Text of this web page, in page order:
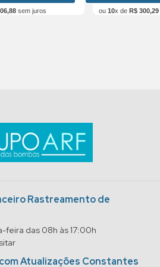
,88 sem juros ou 10x de R$ 300,29
Rastreamento de
feira das 08h às 17:00h
Atualizações Constantes